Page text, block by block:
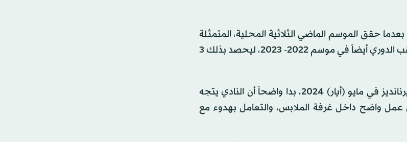
بعدما حقق الموسم الماضي الثلاثية المحلية، المتمثلة
في: الدوري، وكأس الملك، وكأس السوبر الإسباني، إلى جانب تتويجه بلقب الدوري أيضاً في موسم 2022- 2023، ليحصد بذلك 3
ومنذ وصول المدرب الألماني هانزي فليك إلى برشلونة خلفاً لتشافي هيرنانديز في مايو (أيار) 2024، بدا واضحاً أن النادي يتجه
واضح داخل غرفة الملابس، والتعامل بهدوء مع